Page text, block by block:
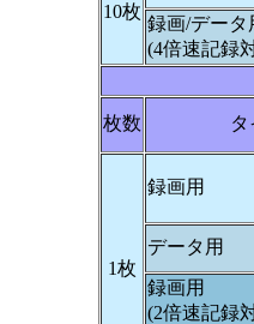
10枚
録画/データ
(4倍速記録
枚数
1枚
録画用
データ用
録画用
(2倍速記録